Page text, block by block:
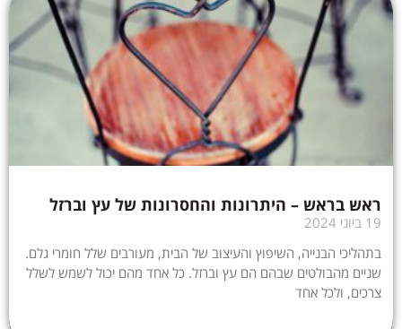
ראש בראש – היתרונות והחסרונות של עץ וברזל
19 ביוני 2024
בתהליכי הבנייה, השיפוץ והעיצוב של הבית, מעורבים שלל חומרי גלם.
שניים מהבולטים שבהם הם עץ וברזל. כל אחד מהם יכול לשמש לשלל
צרכים, ולכל אחד